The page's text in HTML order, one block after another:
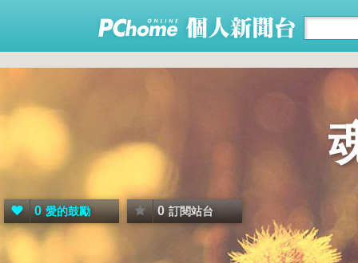
0 愛的鼓勵 0 訂閱站台